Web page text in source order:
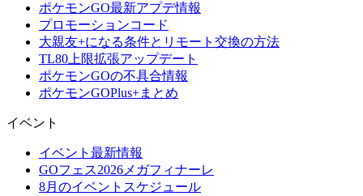
ポケモンGO最新アプデ情報
プロモーションコード
大親友+になる条件とリモート交換の方法
TL80上限拡張アップデート
ポケモンGOの不具合情報
ポケモンGOPlus+まとめ
イベント
イベント最新情報
GOフェス2026メガフィナーレ
8月のイベントスケジュール